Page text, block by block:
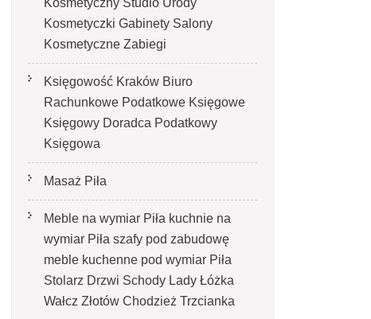
Kosmetyczny Studio Urody
Kosmetyczki Gabinety Salony
Kosmetyczne Zabiegi
Księgowość Kraków Biuro
Rachunkowe Podatkowe Księgowe
Księgowy Doradca Podatkowy
Księgowa
Masaż Piła
Meble na wymiar Piła kuchnie na
wymiar Piła szafy pod zabudowę
meble kuchenne pod wymiar Piła
Stolarz Drzwi Schody Lady Łóżka
Wałcz Złotów Chodzież Trzcianka